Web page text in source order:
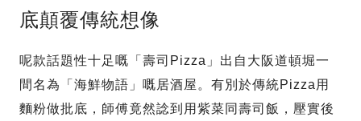
底顛覆傳統想像
呢款話題性十足嘅「壽司Pizza」出自大阪道頓堀一
間名為「海鮮物語」嘅居酒屋。有別於傳統Pizza用
麵粉做批底，師傅竟然諗到用紫菜同壽司飯，壓實後